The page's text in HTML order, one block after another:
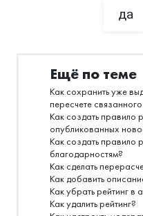
да
Ещё по теме
Как сохранить уже
пересчете
Как создать правило
опубликованных
Как создать правило
благодарностям?
Как сделать
Как добавить
Как убрать рейтинг в
Как удалить рейтинг?